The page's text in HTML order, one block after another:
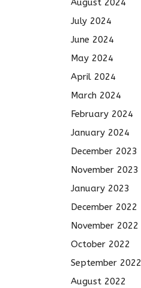
August 2024
July 2024
June 2024
May 2024
April 2024
March 2024
February 2024
January 2024
December 2023
November 2023
January 2023
December 2022
November 2022
October 2022
September 2022
August 2022